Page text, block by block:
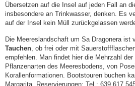
Übersetzen auf die Insel auf jeden Fall an
insbesondere an Trinkwasser, denken. Es
auf der Insel kein Müll zurückgelassen
Die Meereslandschaft um Sa Dragonera ist
Tauchen, ob frei oder mit
empfehlen. Man findet hier die Mehrzahl
Pflanzenarten des Meeresbodens, von
Korallenformationen. Bootstouren buchen
Margarita. Reservierungen: Tel.: 639 617